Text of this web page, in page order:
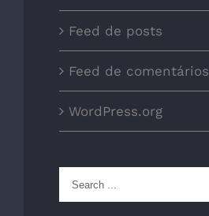
Feed de posts
Feed de comentários
WordPress.org
Search
for: